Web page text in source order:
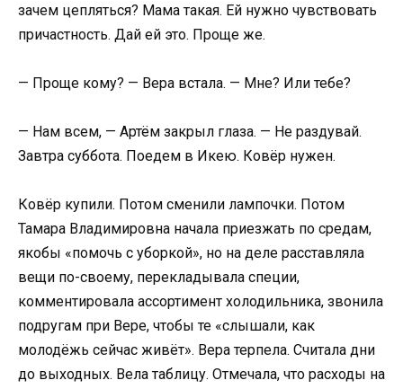
зачем цепляться? Мама такая. Ей нужно чувствовать
причастность. Дай ей это. Проще же.
— Проще кому? — Вера встала. — Мне? Или тебе?
— Нам всем, — Артём закрыл глаза. — Не раздувай.
Завтра суббота. Поедем в Икею. Ковёр нужен.
Ковёр купили. Потом сменили лампочки. Потом
Тамара Владимировна начала приезжать по средам,
якобы «помочь с уборкой», но на деле расставляла
вещи по-своему, перекладывала специи,
комментировала ассортимент холодильника, звонила
подругам при Вере, чтобы те «слышали, как
молодёжь сейчас живёт». Вера терпела. Считала дни
до выходных. Вела таблицу. Отмечала, что расходы на